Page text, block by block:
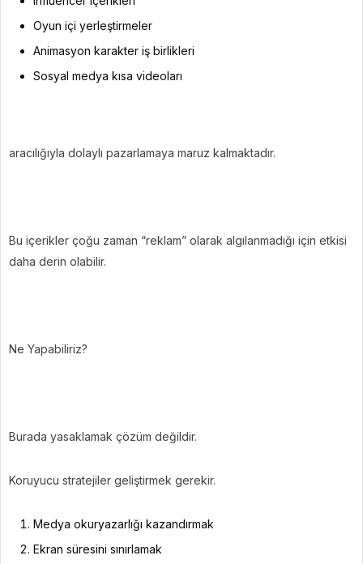
Oyun içi yerleştirmeler
Animasyon karakter iş birlikleri
Sosyal medya kısa videoları
aracılığıyla dolaylı pazarlamaya maruz kalmaktadır.
Bu içerikler çoğu zaman “reklam” olarak algılanmadığı için etkisi
daha derin olabilir.
Ne Yapabiliriz?
Burada yasaklamak çözüm değildir.
Koruyucu stratejiler geliştirmek gerekir.
Medya okuryazarlığı kazandırmak
Ekran süresini sınırlamak